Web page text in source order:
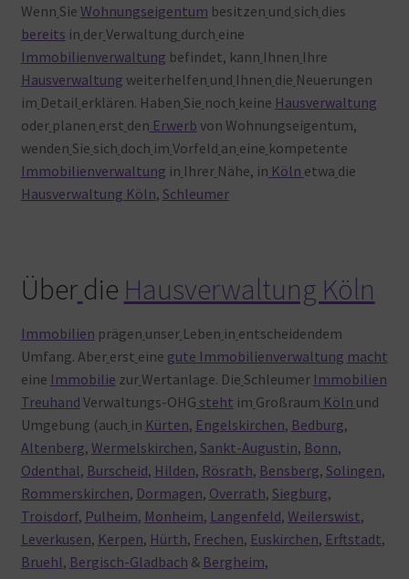
Wenn Sie Wohnungseigentum besitzen und sich dies
bereits in derVerwaltung durch eine
Immobilienverwaltung befindet, kann Ihnen Ihre
Hausverwaltung weiterhelfen und Ihnen die Neuerungen
im Detail erklären. Haben Sie noch keine Hausverwaltung
oder planen erst den Erwerb von Wohnungseigentum,
wenden Sie sich doch im Vorfeld an eine kompetente
Immobilienverwaltung in Ihrer Nähe, in Köln etwa die
Hausverwaltung Köln, Schleumer
Über die Hausverwaltung Köln
Immobilien prägen unser Leben in entscheidendem
Umfang. Aber erst eine gute Immobilienverwaltung macht
eine Immobilie zur Wertanlage. Die Schleumer Immobilien
Treuhand Verwaltungs-OHG steht im Großraum Köln und
Umgebung (auch in Kürten, Engelskirchen, Bedburg,
Altenberg, Wermelskirchen, Sankt-Augustin, Bonn,
Odenthal, Burscheid, Hilden, Rösrath, Bensberg, Solingen,
Rommerskirchen, Dormagen, Overrath, Siegburg,
Troisdorf, Pulheim, Monheim, Langenfeld, Weilerswist,
Leverkusen, Kerpen, Hürth, Frechen, Euskirchen, Erftstadt,
Bruehl, Bergisch-Gladbach & Bergheim,